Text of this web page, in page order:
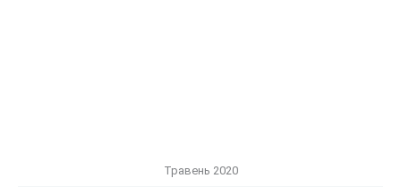
Травень 2020